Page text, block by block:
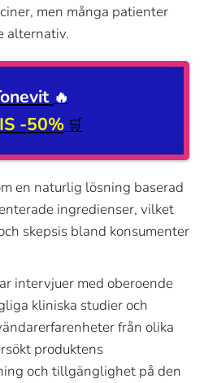
men många patienter
alternativ.
🔥
-50% 🛒
en naturlig lösning baserad
ingredienser, vilket
skepsis bland konsumenter
intervjuer med oberoende
kliniska studier och
från olika
produktens
och tillgänglighet på den